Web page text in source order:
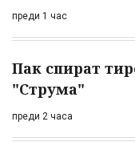
преди 1 час
Пак спират
"Струма"
преди 2 часа